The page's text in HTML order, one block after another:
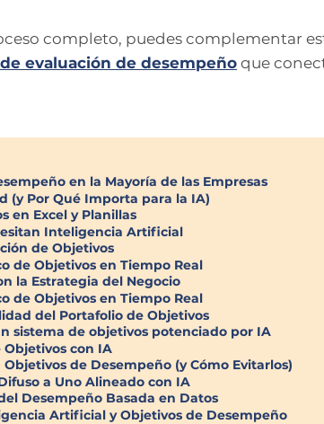
completo, puedes complementar
evaluación de desempeño que
en la Mayoría de las Empresas
(y Por Qué Importa para la IA)
en Excel y Planillas
Inteligencia Artificial
de Objetivos
de Objetivos en Tiempo Real
la Estrategia del Negocio
de Objetivos en Tiempo Real
del Portafolio de Objetivos
sistema de objetivos potenciado por IA
con IA
de Desempeño (y Cómo Evitarlos)
a Uno Alineado con IA
Desempeño Basada en Datos
Artificial y Objetivos de Desempeño